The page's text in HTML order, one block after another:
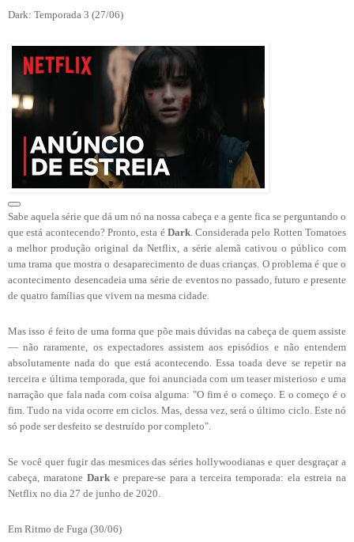
Dark: Temporada 3 (27/06)
Sabe aquela série que dá um nó na nossa cabeça e a gente fica se perguntando o
que está acontecendo? Pronto, esta é Dark. Considerada pelo Rotten Tomatoes
a melhor produção original da Netflix, a série alemã cativou o público com
uma trama que mostra o desaparecimento de duas crianças. O problema é que o
acontecimento desencadeia uma série de eventos no passado, futuro e presente
de quatro famílias que vivem na mesma cidade.
Mas isso é feito de uma forma que põe mais dúvidas na cabeça de quem assiste
— não raramente, os expectadores assistem aos episódios e não entendem
absolutamente nada do que está acontecendo. Essa toada deve se repetir na
terceira e última temporada, que foi anunciada com um teaser misterioso e uma
narração que fala nada com coisa alguma: "O fim é o começo. E o começo é o
fim. Tudo na vida ocorre em ciclos. Mas, dessa vez, será o último ciclo. Este nó
só pode ser desfeito se destruído por completo".
Se você quer fugir das mesmices das séries hollywoodianas e quer desgraçar a
cabeça, maratone Darke prepare-se para a terceira temporada: ela estreia na
Netflix no dia 27 de junho de 2020.
Em Ritmo de Fuga (30/06)